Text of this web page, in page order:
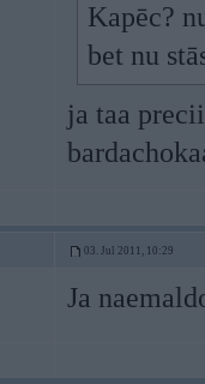
Kapēc?
bet nu
ja taa
03. Jul 2011, 10:29
Ja